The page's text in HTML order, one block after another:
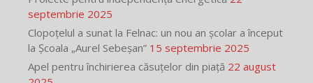
septembrie 2025
Clopoțelul a sunat la Felnac: un nou an școlar a început
la Școala „Aurel Sebeșan” 15 septembrie 2025
Apel pentru închirierea căsuțelor din piață 22 august